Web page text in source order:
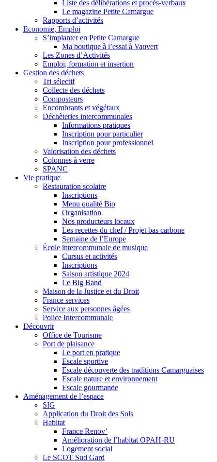
Liste des délibérations et procès-verbaux
Le magazine Petite Camargue
Rapports d’activités
Economie, Emploi
S’implanter en Petite Camargue
Ma boutique à l’essai à Vauvert
Les Zones d’Activités
Emploi, formation et insertion
Gestion des déchets
Tri sélectif
Collecte des déchets
Composteurs
Encombrants et végétaux
Déchèteries intercommunales
Informations pratiques
Inscription pour particulier
Inscription pour professionnel
Valorisation des déchets
Colonnes à verre
SPANC
Vie pratique
Restauration scolaire
Inscriptions
Menu qualité Bio
Organisation
Nos producteurs locaux
Les recettes du chef / Projet bas carbone
Semaine de l’Europe
École intercommunale de musique
Cursus et activités
Inscriptions
Saison artistique 2024
Le Big Band
Maison de la Justice et du Droit
France services
Service aux personnes âgées
Police Intercommunale
Découvrir
Office de Tourisme
Port de plaisance
Le port en pratique
Escale sportive
Escale découverte des traditions Camarguaises
Escale nature et environnement
Escale gourmande
Aménagement de l’espace
SIG
Application du Droit des Sols
Habitat
France Renov’
Amélioration de l’habitat OPAH-RU
Logement social
Le SCOT Sud Gard